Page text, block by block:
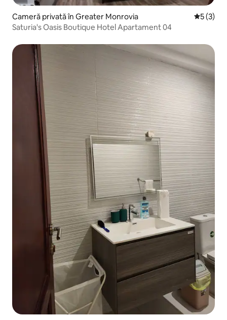
Cameră privată în Greater Monrovia Scor
5 (3)
Saturia's Oasis Boutique Hotel Apartament 04